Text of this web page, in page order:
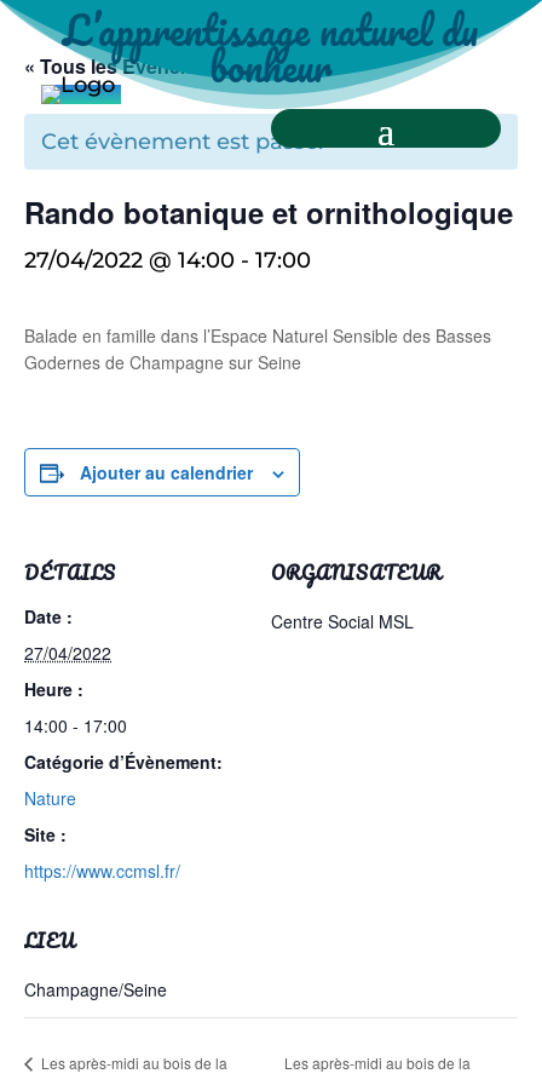
L’apprentissage naturel du
bonheur
« Tous les Évènements
Cet évènement est passé.
Rando botanique et ornithologique
27/04/2022 @ 14:00 - 17:00
Balade en famille dans l’Espace Naturel Sensible des Basses
Godernes de Champagne sur Seine
Ajouter au calendrier
DÉTAILS
Date :
27/04/2022
Heure :
14:00 - 17:00
Catégorie d’Évènement:
Nature
Site :
https://www.ccmsl.fr/
ORGANISATEUR
Centre Social MSL
LIEU
Champagne/Seine
Les après-midi au bois de la Les après-midi au bois de la